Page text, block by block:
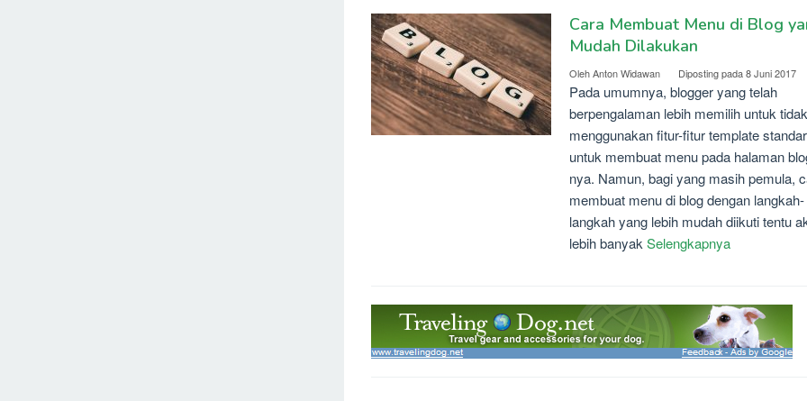
Cara Membuat Menu di Blog
Mudah Dilakukan
OlehAnton Widawan Diposting pada8 Juni 2017
Pada umumnya, blogger yang telah
berpengalaman lebih memilih untuk tidak
menggunakan fitur-fitur template standar
untuk membuat menu pada halaman
nya. Namun, bagi yang masih pemula,
membuat menu di blog dengan langkah-
langkah yang lebih mudah diikuti tentu
lebih banyak Selengkapnya